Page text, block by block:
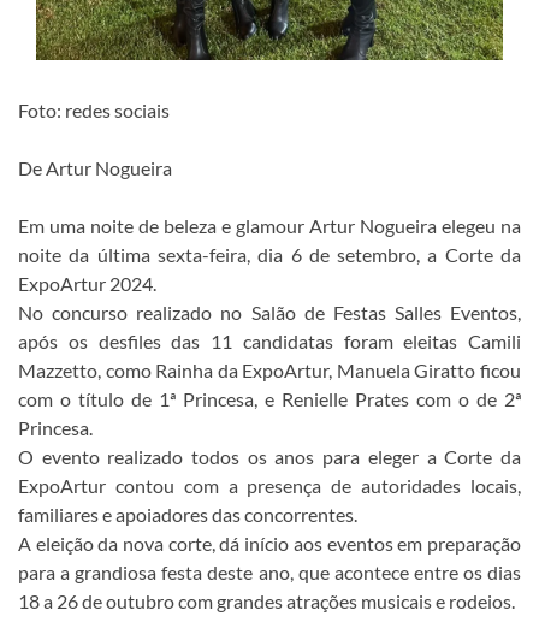
Foto: redes sociais
De Artur Nogueira
Em uma noite de beleza e glamour Artur Nogueira elegeu na
noite da última sexta-feira, dia 6 de setembro, a Corte da
ExpoArtur 2024.
No concurso realizado no Salão de Festas Salles Eventos,
após os desfiles das 11 candidatas foram eleitas Camili
Mazzetto, como Rainha da ExpoArtur, Manuela Giratto ficou
com o título de 1ª Princesa, e Renielle Prates com o de 2ª
Princesa.
O evento realizado todos os anos para eleger a Corte da
ExpoArtur contou com a presença de autoridades locais,
familiares e apoiadores das concorrentes.
A eleição da nova corte, dá início aos eventos em preparação
para a grandiosa festa deste ano, que acontece entre os dias
18 a 26 de outubro com grandes atrações musicais e rodeios.